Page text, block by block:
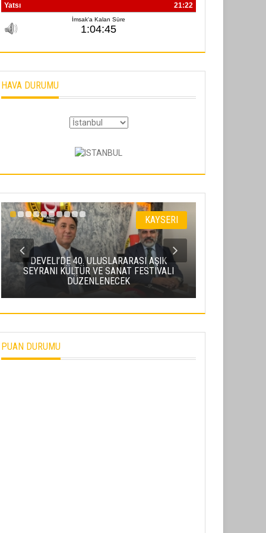
HAVA DURUMU
KAYSERI
DEVELI’DE 40. ULUSLARARASI AŞIK
SEYRANI KÜLTÜR VE SANAT FESTIVALI
DÜZENLENECEK
PUAN DURUMU